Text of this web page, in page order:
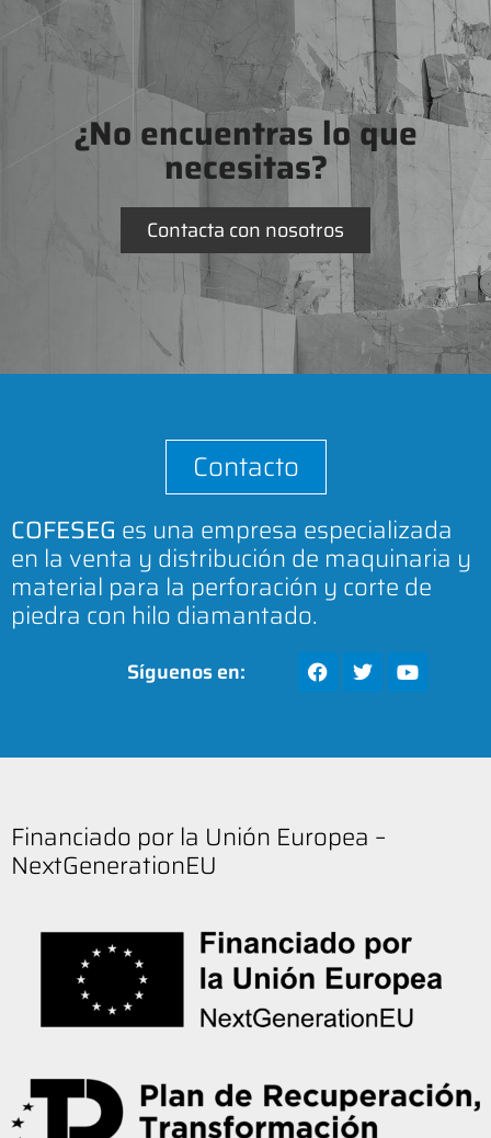
¿No encuentras lo que
necesitas?
Contacta con nosotros
Contacto
COFESEG es una empresa especializada
en la venta y distribución de maquinaria y
material para la perforación y corte de
piedra con hilo diamantado.
Síguenos en:
Financiado por la Unión Europea –
NextGenerationEU